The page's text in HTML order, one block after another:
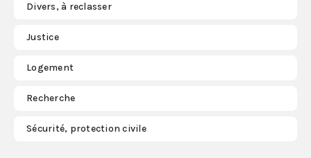
Divers, à reclasser
Justice
Logement
Recherche
Sécurité, protection civile